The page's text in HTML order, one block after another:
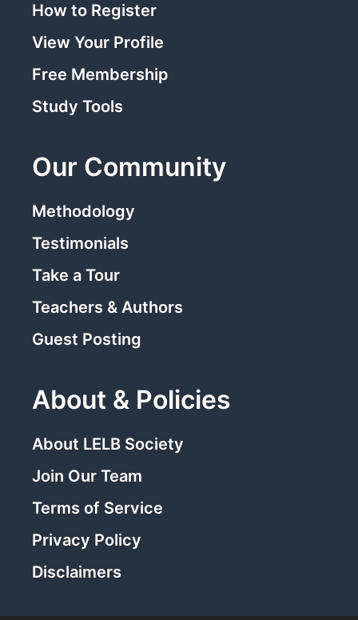
How to Register
View Your Profile
Free Membership
Study Tools
Our Community
Methodology
Testimonials
Take a Tour
Teachers & Authors
Guest Posting
About & Policies
About LELB Society
Join Our Team
Terms of Service
Privacy Policy
Disclaimers